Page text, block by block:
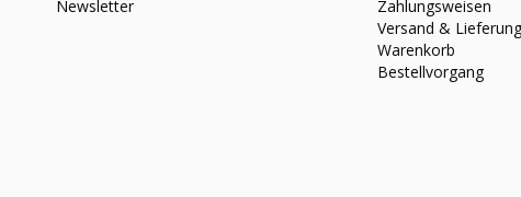
Newsletter
Zahlungsweisen
Versand & Lieferung
Warenkorb
Bestellvorgang